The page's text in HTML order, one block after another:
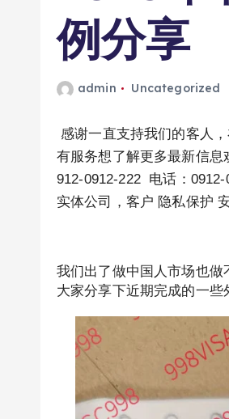
例分享
admin Uncategorized
感谢一直支持我们的客人
有服务想了解更多最新信
912-0912-222 电话：
实体公司，客户 隐私保护
我们出了做中国人市场也
大家分享下近期完成的一些